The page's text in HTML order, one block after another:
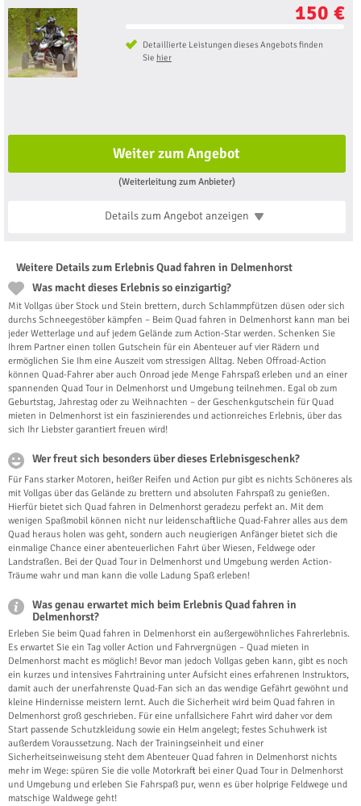
150 €
Detaillierte Leistungen dieses Angebots finden
Sie hier
Weiter zum Angebot
(Weiterleitung zum Anbieter)
Details zum Angebotanzeigen
Weitere Details zum Erlebnis Quad fahren in Delmenhorst
Was macht dieses Erlebnis so einzigartig?
Mit Vollgas über Stock und Stein brettern, durch Schlammpfützen düsen oder sich
durchs Schneegestöber kämpfen – Beim Quad fahren in Delmenhorst kann man bei
jeder Wetterlage und auf jedem Gelände zum Action-Star werden. Schenken Sie
Ihrem Partner einen tollen Gutschein für ein Abenteuer auf vier Rädern und
ermöglichen Sie Ihm eine Auszeit vom stressigen Alltag. Neben Offroad-Action
können Quad-Fahrer aber auch Onroad jede Menge Fahrspaß erleben und an einer
spannenden Quad Tour in Delmenhorst und Umgebung teilnehmen. Egal ob zum
Geburtstag, Jahrestag oder zu Weihnachten – der Geschenkgutschein für Quad
mieten in Delmenhorst ist ein faszinierendes und actionreiches Erlebnis, über das
sich Ihr Liebster garantiert freuen wird!
Wer freut sich besonders über dieses Erlebnisgeschenk?
Für Fans starker Motoren, heißer Reifen und Action pur gibt es nichts Schöneres als
mit Vollgas über das Gelände zu brettern und absoluten Fahrspaß zu genießen.
Hierfür bietet sich Quad fahren in Delmenhorst geradezu perfekt an. Mit dem
wenigen Spaßmobil können nicht nur leidenschaftliche Quad-Fahrer alles aus dem
Quad heraus holen was geht, sondern auch neugierigen Anfänger bietet sich die
einmalige Chance einer abenteuerlichen Fahrt über Wiesen, Feldwege oder
Landstraßen. Bei der Quad Tour in Delmenhorst und Umgebung werden Action-
Träume wahr und man kann die volle Ladung Spaß erleben!
Was genau erwartet mich beim Erlebnis Quad fahren in
Delmenhorst?
Erleben Sie beim Quad fahren in Delmenhorst ein außergewöhnliches Fahrerlebnis.
Es erwartet Sie ein Tag voller Action und Fahrvergnügen – Quad mieten in
Delmenhorst macht es möglich! Bevor man jedoch Vollgas geben kann, gibt es noch
ein kurzes und intensives Fahrtraining unter Aufsicht eines erfahrenen Instruktors,
damit auch der unerfahrenste Quad-Fan sich an das wendige Gefährt gewöhnt und
kleine Hindernisse meistern lernt. Auch die Sicherheit wird beim Quad fahren in
Delmenhorst groß geschrieben. Für eine unfallsichere Fahrt wird daher vor dem
Start passende Schutzkleidung sowie ein Helm angelegt; festes Schuhwerk ist
außerdem Voraussetzung. Nach der Trainingseinheit und einer
Sicherheitseinweisung steht dem Abenteuer Quad fahren in Delmenhorst nichts
mehr im Wege: spüren Sie die volle Motorkraft bei einer Quad Tour in Delmenhorst
und Umgebung und erleben Sie Fahrspaß pur, wenn es über holprige Feldwege und
matschige Waldwege geht!